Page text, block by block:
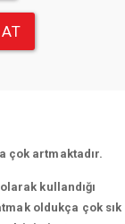
çok artmaktadır.
kullandığı
oldukça çok sık